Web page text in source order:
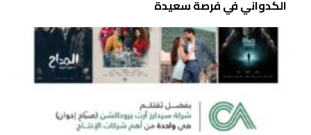
الكدواني في فرصة سعيدة